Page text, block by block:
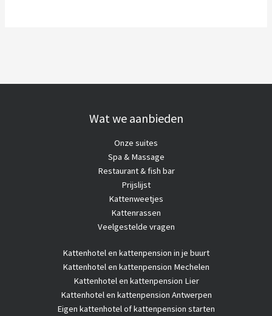
Wat we aanbieden
Onze suites
Spa & Massage
Restaurant & fish bar
Prijslijst
Kattenweetjes
Kattenrassen
Veelgestelde vragen
Kattenhotelen kattenpension in je buurt
Kattenhotel en kattenpension Mechelen
Kattenhotel en kattenpension Lier
Kattenhotel en kattenpension Antwerpen
Eigen kattenhotel of kattenpension starten